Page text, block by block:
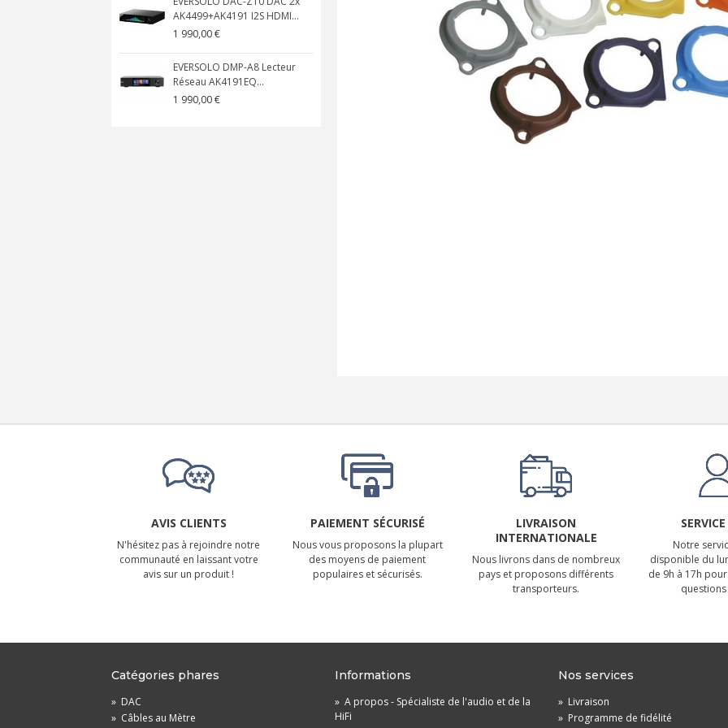
AK4499+AK4191 I2S HDMI...
1 990,00 €
EVERSOLO DMP-A8 Lecteur
Réseau AK4191EQ...
1 990,00 €
EDITION GEN 2 Lecteur...
LUXSIN X9 DAC Amplificateur
AVIS CLIENTS
N'hésitez pas à rejoindre notre
communauté en laissant votre
avis sur un produit !
PAIEMENT SÉCURISÉ
Nous vous proposons la plupart
des moyens de paiement
populaires et sécurisés.
LIVRAISON
INTERNATIONALE
Nous livrons dans de nombreux
pays et proposons différents
transporteurs.
Notre
disponible du
de 9h à 17h
Catégories phares
» DAC
» Câbles au Mètre
Informations
» A propos - Spécialiste de l'audio et de la
HiFi
Nos services
» Livraison
» Programme de fidélité